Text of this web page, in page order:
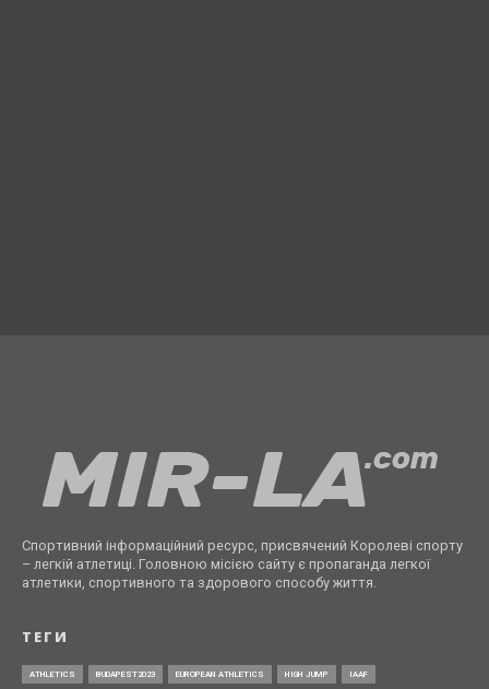
Спортивний інформаційний ресурс, присвячений Королеві спорту
– легкій атлетиці. Головною місією сайту є пропаганда легкої
атлетики, спортивного та здорового способу життя.
ТЕГИ
ATHLETICS BUDAPEST2023 EUROPEAN ATHLETICS HIGH JUMP IAAF